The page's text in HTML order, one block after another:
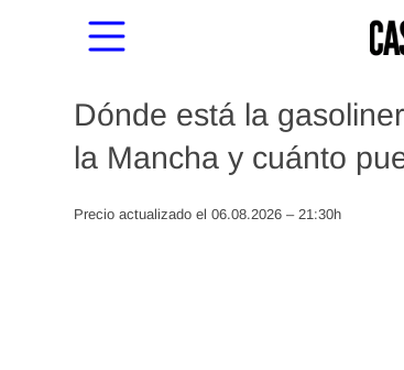
Dónde está la
la Mancha y cuánto
Precio actualizado el 06.08.2026 – 21:30h